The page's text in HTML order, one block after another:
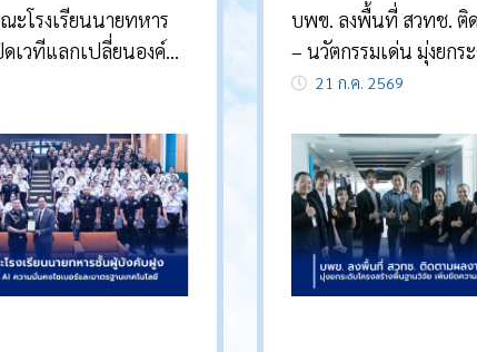
ะโรงเรียนนายทหาร
เวทีแลกเปลี่ยนองค์
มมั่นคงไซเบอร์และ
บพข. ลงพื้นที่ สวทช. ติ
– นวัตกรรมเด่น มุ่งยกร
ฐานวิจัย เพิ่มขีดความสา
21 ก.ค. 2569